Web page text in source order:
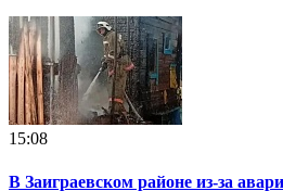
15:08
В Заиграевском районе из-за